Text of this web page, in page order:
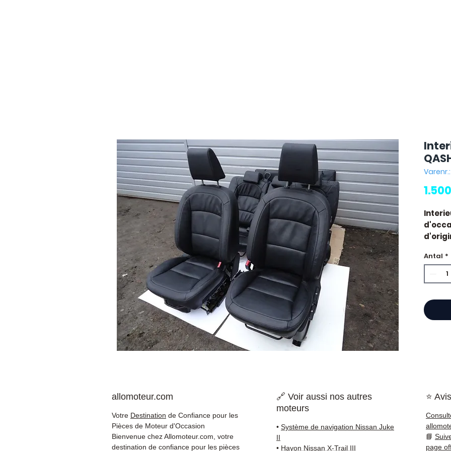
Varenr.:
État
sur
reste
+33 6
Antal *
allomoteur.com
Votre Destination de Confiance pour les
Pièces de Moteur d'Occasion
Bienvenue chez Allomoteur.com, votre
destination de confiance pour les pièces
🔗 Voir aussi nos autres
moteurs
• Système de navigation Nissan Juke
II
• Hayon Nissan X-Trail III
⭐
📘
page